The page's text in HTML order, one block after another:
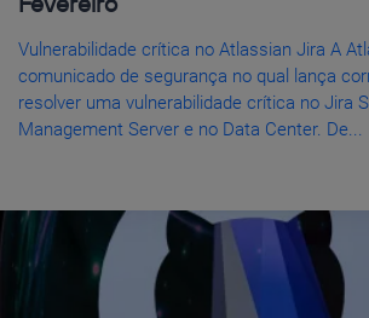
Vulnerabilidade crítica no Atlassian Jira A
comunicado de segurança no qual lança
resolver uma vulnerabilidade crítica no Jira
Management Server e no Data Center. De...